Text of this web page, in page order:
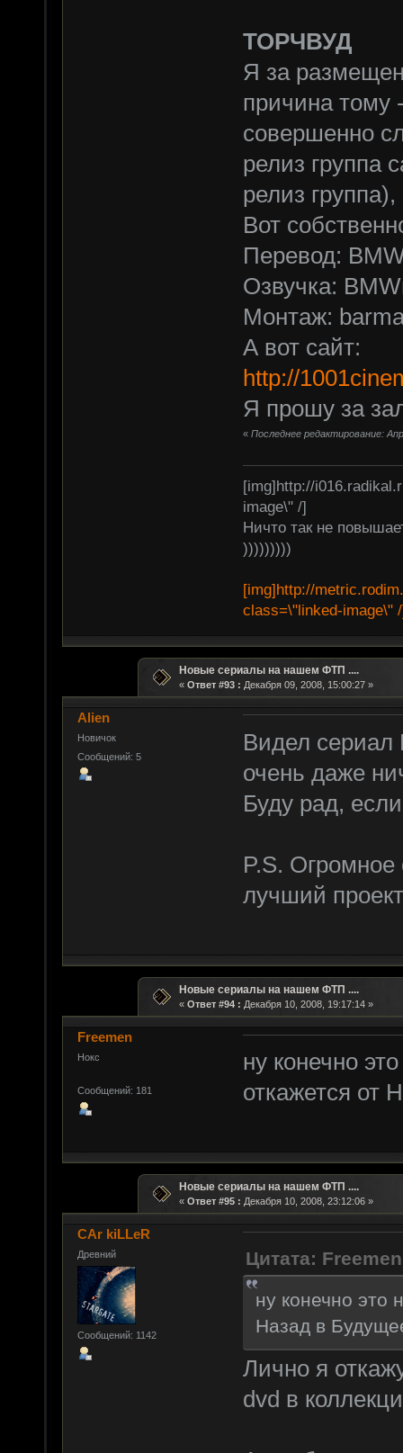
ТОРЧВУД
Я за
причина тому
совершенно
релиз группа
релиз
Вот
Перевод:
Озвучка:
Монтаж:
А вот сайт:
http://
Я прошу за
« Последнее редактирование:
[img]http://
image\" /]
Ничто так не
)))))))))
[img]http://
class=\"linked-image\"
Новые сериалы на нашем ФТП ....
« Ответ #93 : Декабря 09, 2008, 15:00:27 »
Alien
Новичок
Сообщений: 5
Видел сериал
очень даже
Буду рад,
P.S.
лучший
Новые сериалы на нашем ФТП ....
« Ответ #94 : Декабря 10, 2008, 19:17:14 »
Freemen
Нокс
Сообщений: 181
ну конечно
откажется от
Новые сериалы на нашем ФТП ....
« Ответ #95 : Декабря 10, 2008, 23:12:06 »
CAr kiLLeR
Древний
Сообщений: 1142
Цитата: Freemen
ну конечно это
Назад в
Лично я
dvd в